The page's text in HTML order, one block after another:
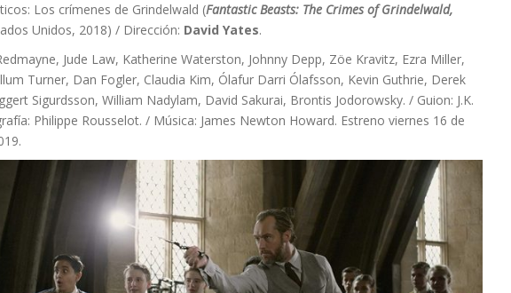
Los crímenes de Grindelwald (Fantastic Beasts: The Crimes of Grindelwald,
Unidos, 2018) / Dirección: David Yates.
Jude Law, Katherine Waterston, Johnny Depp, Zöe Kravitz, Ezra Miller,
Turner, Dan Fogler, Claudia Kim, Ólafur Darri Ólafsson, Kevin Guthrie, Derek
Sigurdsson, William Nadylam, David Sakurai, Brontis Jodorowsky. / Guion: J.K.
Philippe Rousselot. / Música: James Newton Howard. Estreno viernes 16 de